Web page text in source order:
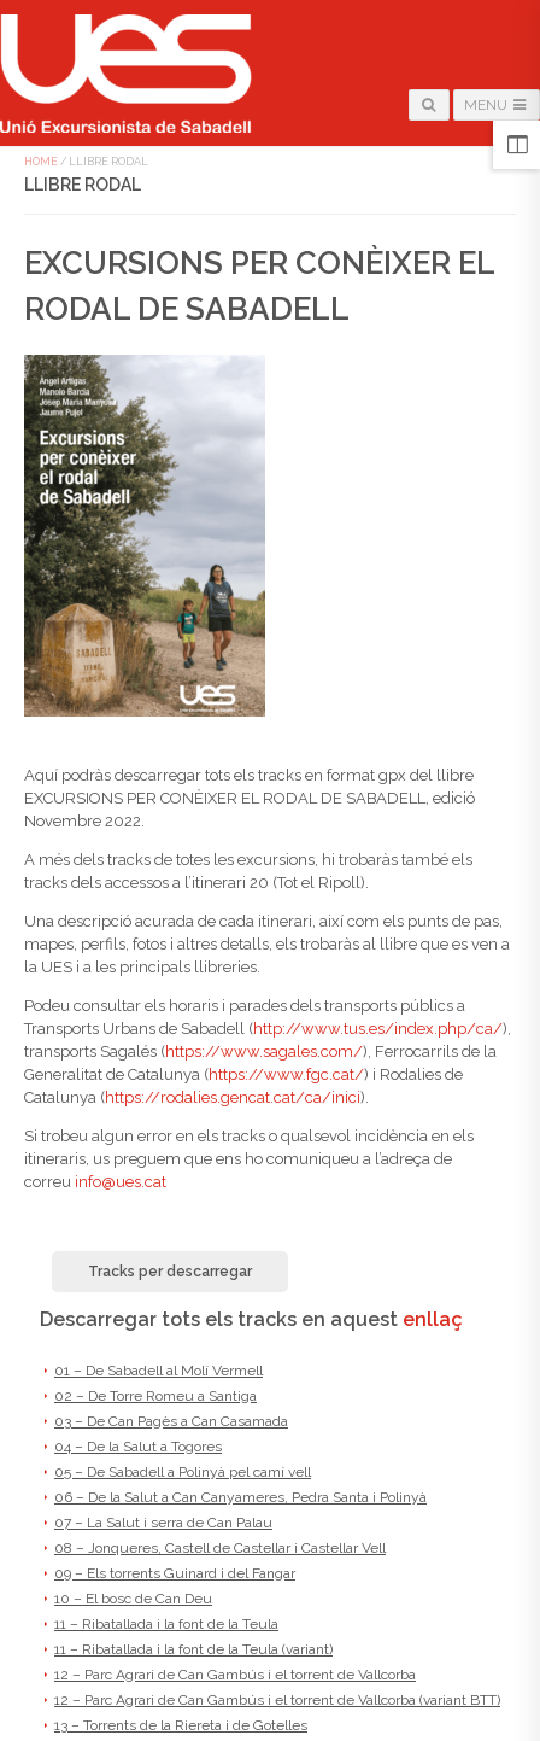
MENU
HOME / LLIBRE RODAL
LLIBRE RODAL
EXCURSIONS PER CONÈIXER EL
RODAL DE SABADELL
Aquí podràs descarregar tots els tracks en format gpx del llibre
EXCURSIONS PER CONÈIXER EL RODAL DE SABADELL, edició
Novembre 2022.
A més dels tracks de totes les excursions, hi trobaràs també els
tracks dels accessos a l’itinerari 20 (Tot el Ripoll).
Una descripció acurada de cada itinerari, així com els punts de pas,
mapes, perfils, fotos i altres detalls, els trobaràs al llibre que es ven a
la UES i a les principals llibreries.
Podeu consultar els horaris i parades dels transports públics a
Transports Urbans de Sabadell (http://www.tus.es/index.php/ca/),
transports Sagalés (https://www.sagales.com/), Ferrocarrils de la
Generalitat de Catalunya (https://www.fgc.cat/) i Rodalies de
Catalunya (https://rodalies.gencat.cat/ca/inici).
Si trobeu algun error en els tracks o qualsevol incidència en els
itineraris, us preguem que ens ho comuniqueu a l’adreça de
correu info@ues.cat
Tracks per descarregar
Descarregar tots els tracks en aquest enllaç
01 – De Sabadell al Molí Vermell
02 – De Torre Romeu a Santiga
03 – De Can Pagès a Can Casamada
04 – De la Salut a Togores
05 – De Sabadell a Polinyà pel camí vell
06 – De la Salut a Can Canyameres, Pedra Santa i Polinyà
07 – La Salut i serra de Can Palau
08 – Jonqueres, Castell de Castellar i Castellar Vell
09 – Els torrents Guinard i del Fangar
10 – El bosc de Can Deu
11 – Ribatallada i la font de la Teula
11 – Ribatallada i la font de la Teula (variant)
12 – Parc Agrari de Can Gambús i el torrent de Vallcorba
12 – Parc Agrari de Can Gambús i el torrent de Vallcorba (variant BTT)
13 – Torrents de la Riereta i de Gotelles